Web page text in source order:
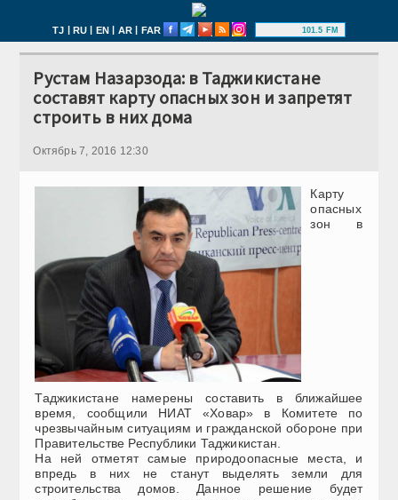
TJ | RU | EN | AR | FAR 101.5 FM
Рустам Назарзода: в Таджикистане
составят карту опасных зон и запретят
строить в них дома
Октябрь 7, 2016 12:30
Карту
опасных
зон в
Таджикистане намерены составить в ближайшее
время, сообщили НИАТ «Ховар» в Комитете по
чрезвычайным ситуациям и гражданской обороне при
Правительстве Республики Таджикистан.
На ней отметят самые природоопасные места, и
впредь в них не станут выделять земли для
строительства домов. Данное решение будет